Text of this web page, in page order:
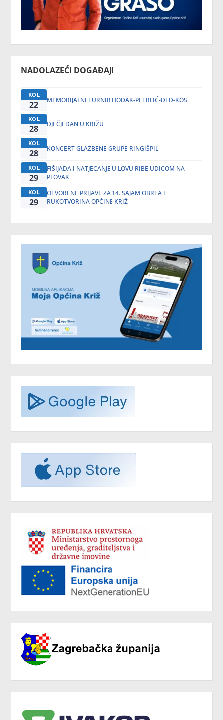
NADOLAZEĆI DOGAĐAJI
KOL
22 MEMORIJALNI TURNIR HODAK-PETRLIĆ-DED-KOS
KOL
28 DJEČJI DAN U KRIŽU
KOL
28 KONCERT GLAZBENE GRUPE RINGIŠPIL
KOL
29
FIŠIJADA I NATJECANJE U LOVU RIBE UDICOM NA
PLOVAK
KOL
29
OTVORENE PRIJAVE ZA 14. SAJAM OBRTA I
RUKOTVORINA OPĆINE KRIŽ